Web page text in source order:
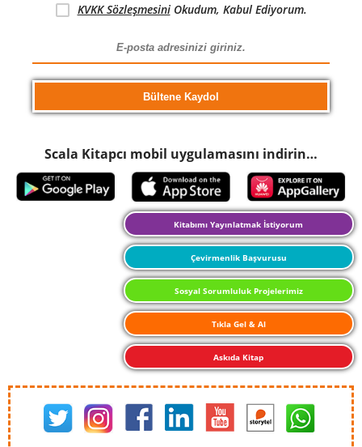
KVKK SözleşmesiniOkudum, Kabul Ediyorum.
Scala Kitapcı mobil uygulamasını indirin…
Kitabımı Yayınlatmak İstiyorum
Çevirmenlik Başvurusu
Sosyal Sorumluluk Projelerimiz
Tıkla Gel & Al
Askıda Kitap